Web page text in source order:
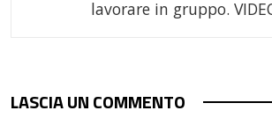
lavorare in gruppo.
LASCIA UN COMMENTO